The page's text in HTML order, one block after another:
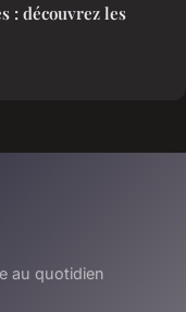
: découvrez les
au quotidien